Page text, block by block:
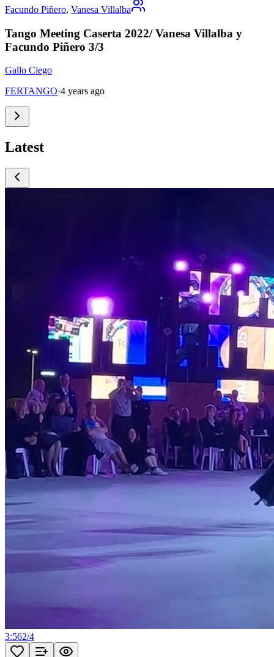
Facundo Piñero, Vanesa Villalba
Tango Meeting Caserta 2022/ Vanesa Villalba y
Facundo Piñero 3/3
Gallo Ciego
FERTANGO·4 years ago
Latest
3:562/4